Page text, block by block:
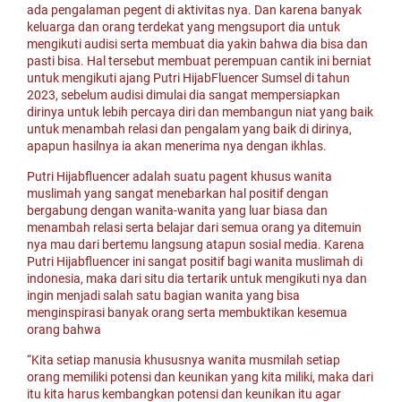
ada pengalaman pegent di aktivitas nya. Dan karena banyak
keluarga dan orang terdekat yang mengsuport dia untuk
mengikuti audisi serta membuat dia yakin bahwa dia bisa dan
pasti bisa. Hal tersebut membuat perempuan cantik ini berniat
untuk mengikuti ajang Putri HijabFluencer Sumsel di tahun
2023, sebelum audisi dimulai dia sangat mempersiapkan
dirinya untuk lebih percaya diri dan membangun niat yang baik
untuk menambah relasi dan pengalam yang baik di dirinya,
apapun hasilnya ia akan menerima nya dengan ikhlas.
Putri Hijabfluencer adalah suatu pagent khusus wanita
muslimah yang sangat menebarkan hal positif dengan
bergabung dengan wanita-wanita yang luar biasa dan
menambah relasi serta belajar dari semua orang ya ditemuin
nya mau dari bertemu langsung atapun sosial media. Karena
Putri Hijabfluencer ini sangat positif bagi wanita muslimah di
indonesia, maka dari situ dia tertarik untuk mengikuti nya dan
ingin menjadi salah satu bagian wanita yang bisa
menginspirasi banyak orang serta membuktikan kesemua
orang bahwa
“Kita setiap manusia khususnya wanita musmilah setiap
orang memiliki potensi dan keunikan yang kita miliki, maka dari
itu kita harus kembangkan potensi dan keunikan itu agar